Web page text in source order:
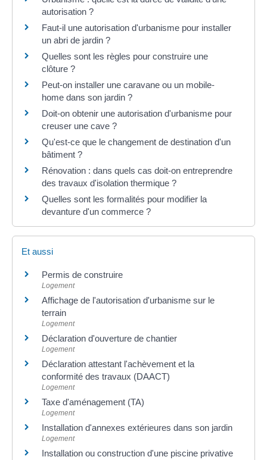
autorisation ?
Faut-il une autorisation d'urbanisme pour installer
un abri de jardin ?
Quelles sont les règles pour construire une
clôture ?
Peut-on installer une caravane ou un mobile-
home dans son jardin ?
Doit-on obtenir une autorisation d'urbanisme pour
creuser une cave ?
Qu'est-ce que le changement de destination d'un
bâtiment ?
Rénovation : dans quels cas doit-on entreprendre
des travaux d'isolation thermique ?
Quelles sont les formalités pour modifier la
devanture d'un commerce ?
Et aussi
Permis de construire
Logement
Affichage de l'autorisation d'urbanisme sur le
terrain
Logement
Déclaration d'ouverture de chantier
Logement
Déclaration attestant l'achèvement et la
conformité des travaux (DAACT)
Logement
Taxe d'aménagement (TA)
Logement
Installation d'annexes extérieures dans son jardin
Logement
Installation ou construction d'une piscine privative